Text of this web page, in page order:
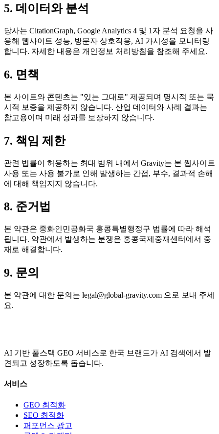
5. 데이터와 분석
당사는 CitationGraph, Google Analytics 4 및 1자 분석 요청을 사
용해 웹사이트 성능, 방문자 상호작용, AI 가시성을 모니터링
합니다. 자세한 내용은 개인정보 처리방침을 참조해 주세요.
6. 면책
본 사이트와 콘텐츠는 "있는 그대로" 제공되며 명시적 또는 묵
시적 보증을 제공하지 않습니다. 산업 데이터와 사례 결과는
참고용이며 미래 성과를 보장하지 않습니다.
7. 책임 제한
관련 법률이 허용하는 최대 범위 내에서 Gravity는 본 웹사이트
사용 또는 사용 불가로 인해 발생하는 간접, 부수, 결과적 손해
에 대해 책임지지 않습니다.
8. 준거법
본 약관은 중화인민공화국 홍콩특별행정구 법률에 따라 해석
됩니다. 약관에서 발생하는 분쟁은 홍콩국제중재센터에서 중
재로 해결합니다.
9. 문의
본 약관에 대한 문의는 legal@global-gravity.com 으로 보내 주세
요.
AI 기반 풀스택 GEO 서비스로 한국 브랜드가 AI 검색에서 발
견되고 성장하도록 돕습니다.
서비스
GEO 최적화
SEO 최적화
퍼포먼스 광고